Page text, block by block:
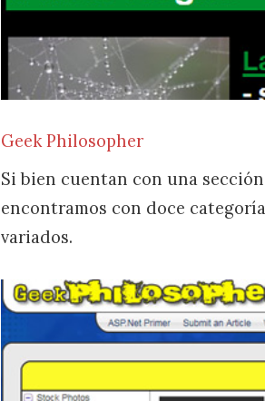
Geek Philosopher
Si bien cuentan con una
encontramos con doce
variados.